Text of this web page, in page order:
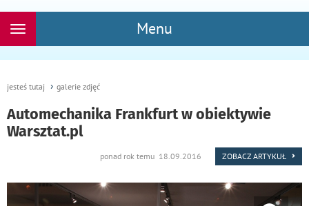
Menu
Rozwiń
jesteś tutaj galerie zdjęć
Automechanika Frankfurt w obiektywie
Warsztat.pl
ponad rok temu 18.09.2016 ZOBACZ ARTYKUŁ